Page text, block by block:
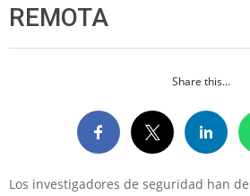
REMOTA
Share this...
Los investigadores de seguridad han